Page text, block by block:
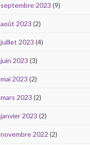
septembre 2023 (9)
août 2023 (2)
juillet 2023 (4)
juin 2023 (3)
mai 2023 (2)
mars 2023 (2)
janvier 2023 (2)
novembre 2022 (2)